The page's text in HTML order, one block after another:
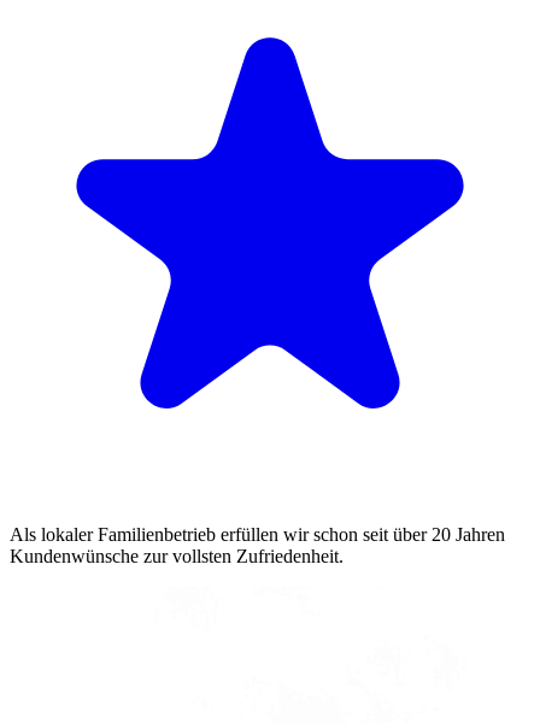
Als lokaler Familienbetrieb erfüllen wir schon seit über 20 Jahren
Kundenwünsche zur vollsten Zufriedenheit.